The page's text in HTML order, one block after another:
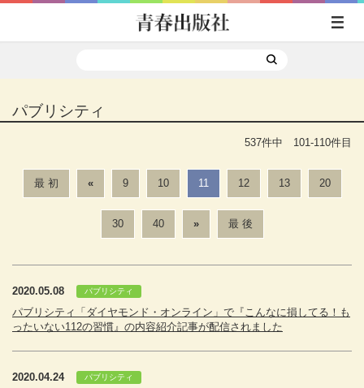
パブリシティ
537件中 101-110件目
最 初 « 9 10 11 12 13 20
30 40 » 最 後
2020.05.08 パブリシティ
パブリシティ「ダイヤモンド・オンライン」で『こんなに損してる！も
ったいない112の習慣』の内容紹介記事が配信されました
2020.04.24 パブリシティ